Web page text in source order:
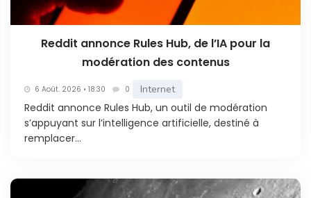
Reddit annonce Rules Hub, de l’IA pour la
modération des contenus
6 Août. 2026 • 18:30 0 Internet
Reddit annonce Rules Hub, un outil de modération
s’appuyant sur l’intelligence artificielle, destiné à
remplacer...